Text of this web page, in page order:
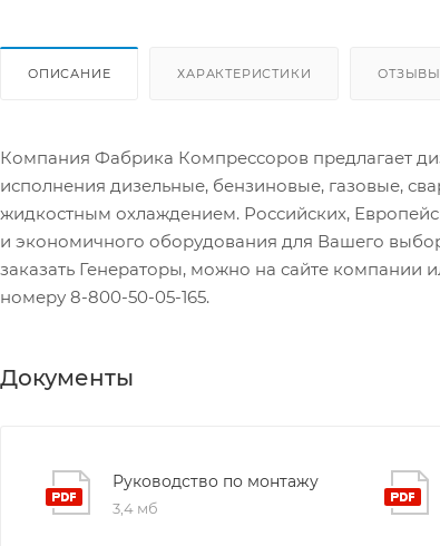
ОПИСАНИЕ ХАРАКТЕРИСТИКИ ОТЗЫВЫ
Компания Фабрика Компрессоров предлагает
исполнения дизельные, бензиновые, газовые,
жидкостным охлаждением. Российских,
и экономичного оборудования для Вашего
заказать Генераторы, можно на сайте
номеру 8-800-50-05-165.
Документы
Руководство по монтажу
3,4 мб